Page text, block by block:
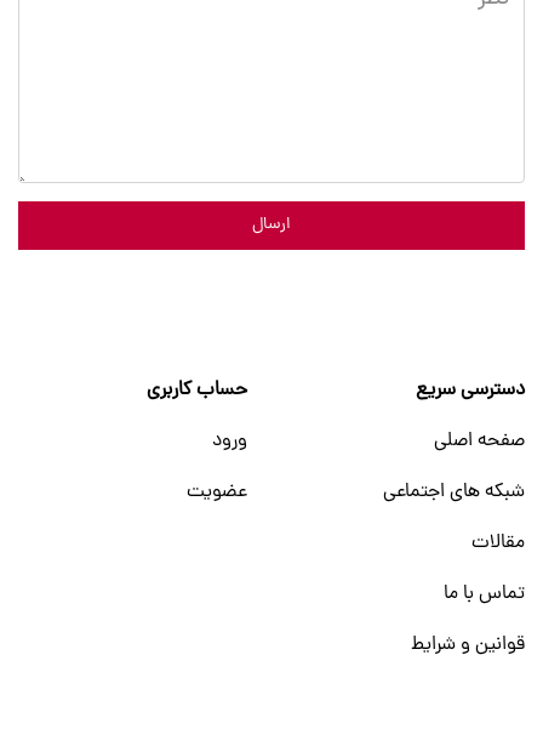
ارسال
دسترسی سریع
صفحه اصلی
شبکه های اجتماعی
مقالات
تماس با ما
قوانین و شرایط
حساب کاربری
ورود
عضویت